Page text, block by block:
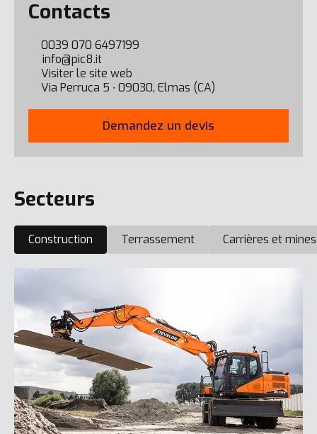
Contacts
0039 070 6497199
info@pic8.it
Visiter le site web
Via Perruca 5 ∙ 09030, Elmas (CA)
Demandez un devis
Secteurs
Construction Terrassement Carrières et mines